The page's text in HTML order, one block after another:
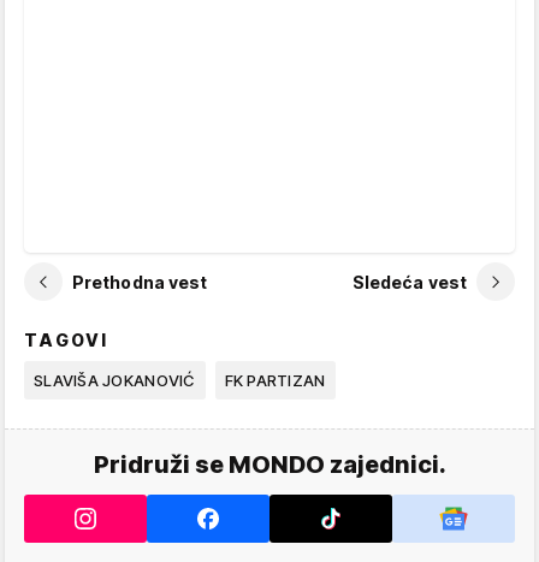
Prethodna vest Sledeća vest
TAGOVI
SLAVIŠA JOKANOVIĆ FK PARTIZAN
Pridruži se MONDO zajednici.